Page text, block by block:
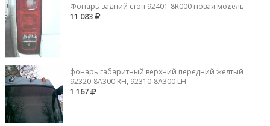
Фонарь задний стоп 92401-8R000 новая модель
11 083
фонарь габаритный верхний передний желтый
92320-8A300 RH, 92310-8А300 LH
1 167